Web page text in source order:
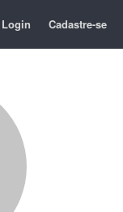
Login Cadastre-se